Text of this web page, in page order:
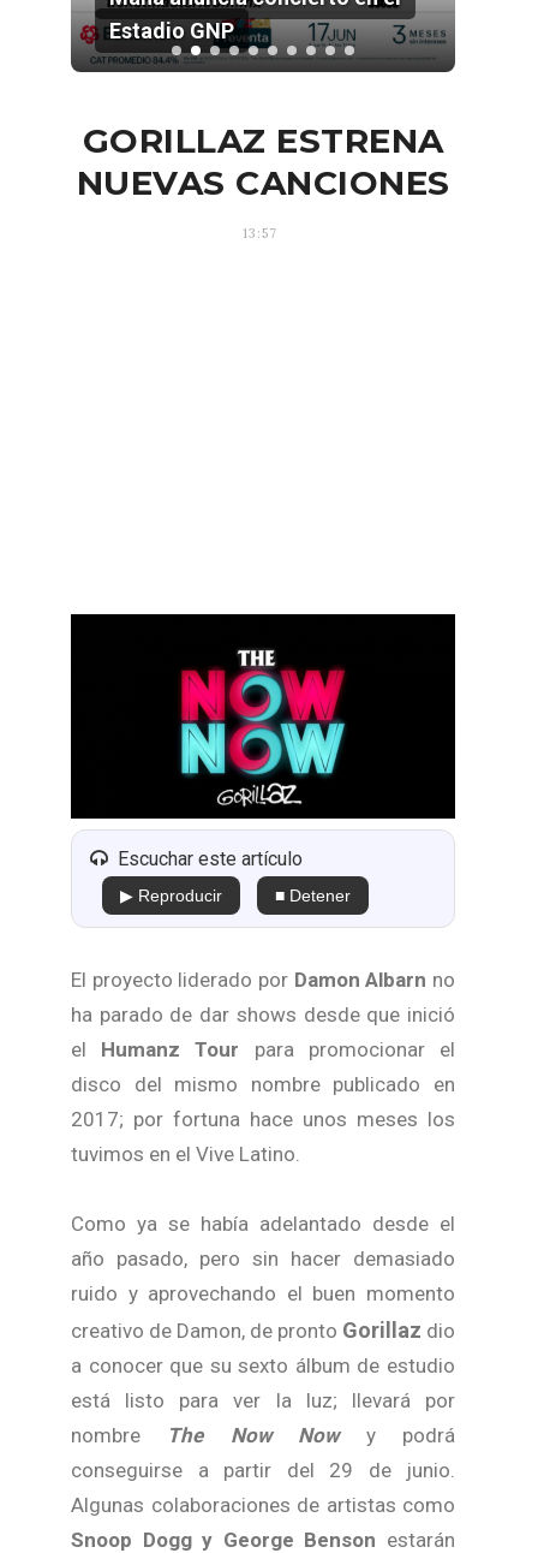
Estadio GNP
GORILLAZ ESTRENA
NUEVAS CANCIONES
13:57
Escuchar este artículo
▶ Reproducir ■ Detener
El proyecto liderado por Damon Albarn no
ha parado de dar shows desde que inició
el Humanz Tour para promocionar el
disco del mismo nombre publicado en
2017; por fortuna hace unos meses los
tuvimos en el Vive Latino.
Como ya se había adelantado desde el
año pasado, pero sin hacer demasiado
ruido y aprovechando el buen momento
creativo de Damon, de pronto Gorillaz dio
a conocer que su sexto álbum de estudio
está listo para ver la luz; llevará por
nombre The Now Now y podrá
conseguirse a partir del 29 de junio.
Algunas colaboraciones de artistas como
Snoop Dogg y George Benson estarán